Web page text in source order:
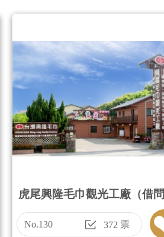
虎尾興隆毛巾觀光工廠（借問
站）
No.130 372 票